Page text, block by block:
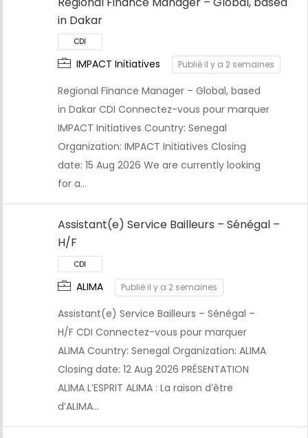
CDI
in Dakar
IMPACT Initiatives Publié il y a 2 semaines
Regional Finance Manager – Global, based
in Dakar CDI Connectez-vous pour marquer
IMPACT Initiatives Country: Senegal
Organization: IMPACT Initiatives Closing
date: 15 Aug 2026 We are currently looking
for a…
Assistant(e) Service Bailleurs – Sénégal –
H/F
ALIMA Publié il y a 2 semaines
Assistant(e) Service Bailleurs – Sénégal –
H/F CDI Connectez-vous pour marquer
ALIMA Country: Senegal Organization: ALIMA
Closing date: 12 Aug 2026 PRÉSENTATION
ALIMA L’ESPRIT ALIMA : La raison d’être
d’ALIMA…